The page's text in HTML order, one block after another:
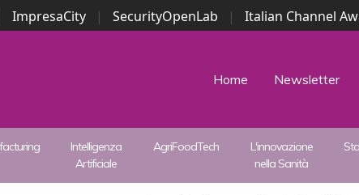
ImpresaCity | SecurityOpenLab | Italian Channel
Security Awards | ...
Home Newsletter
Intelligenza
Artificiale
AgriFoodTech
L'innovazione
nella Sanità